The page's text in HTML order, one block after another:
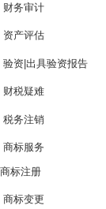
财务审计
资产评估
验资|出具验资报告
财税疑难
税务注销
商标服务
商标注册
商标变更